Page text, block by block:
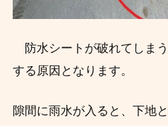
防水シートが破れてしま
する原因となります。
隙間に雨水が入ると、下地